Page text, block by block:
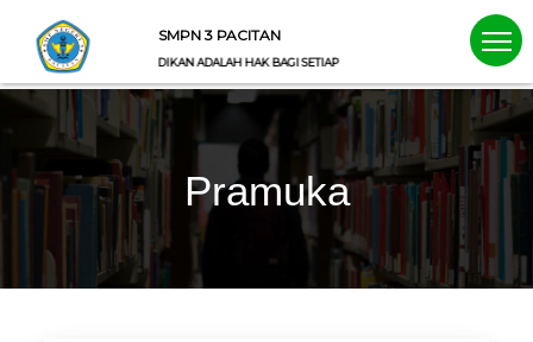
SMPN 3 PACITAN
PENDIDIKAN ADALAH HAK BAGI SETIAP ANAK
Pramuka